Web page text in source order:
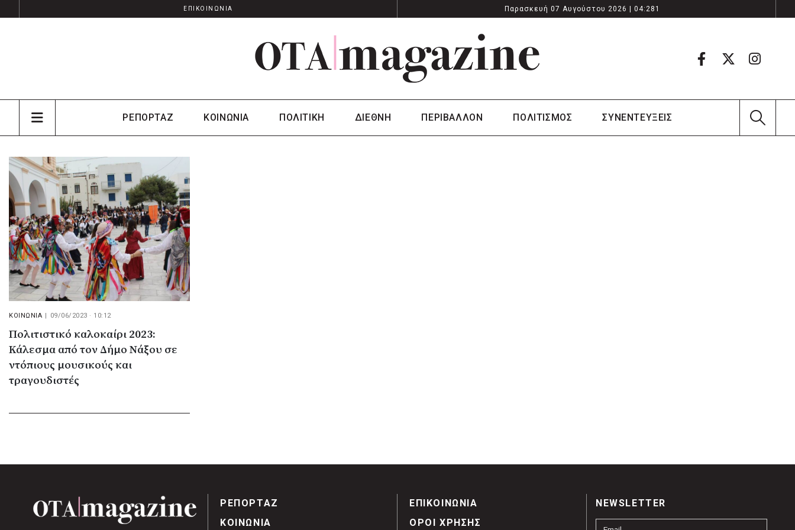
ΕΠΙΚΟΙΝΩΝΙΑ Παρασκευή 07 Αυγούστου 2026 | 04:281
ΡΕΠΟΡΤΑΖ ΚΟΙΝΩΝΙΑ ΠΟΛΙΤΙΚΗ ΔΙΕΘΝΗ ΠΕΡΙΒΑΛΛΟΝ ΠΟΛΙΤΙΣΜΟΣ ΣΥΝΕΝΤΕΥΞΕΙΣ
ΚΟΙΝΩΝΙΑ | 09/06/2023 · 10:12
Πολιτιστικό καλοκαίρι 2023:
Κάλεσμα από τον Δήμο Νάξου σε
ντόπιους μουσικούς και
τραγουδιστές
ΡΕΠΟΡΤΑΖ
ΚΟΙΝΩΝΙΑ
ΕΠΙΚΟΙΝΩΝΙΑ
ΟΡΟΙ ΧΡΗΣΗΣ
NEWSLETTER